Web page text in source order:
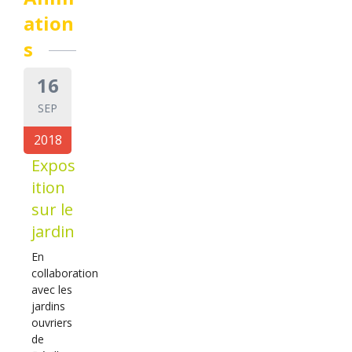
ation
s
16
SEP
2018
Expos
ition
sur le
jardin
En
collaboration
avec les
jardins
ouvriers
de